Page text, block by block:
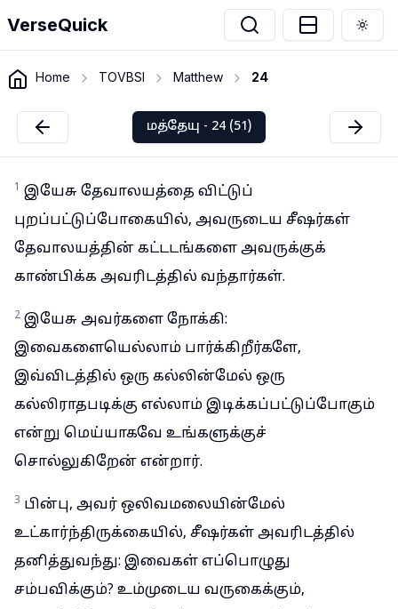
VerseQuick
Home TOVBSI Matthew 24
மத்தேயு - 24 (51)
1 இயேசு தேவாலயத்தை விட்டுப்
புறப்பட்டுப்போகையில், அவருடைய சீஷர்கள்
தேவாலயத்தின் கட்டடங்களை அவருக்குக்
காண்பிக்க அவரிடத்தில் வந்தார்கள்.
2 இயேசு அவர்களை நோக்கி:
இவைகளையெல்லாம் பார்க்கிறீர்களே,
இவ்விடத்தில் ஒரு கல்லின்மேல் ஒரு
கல்லிராதபடிக்கு எல்லாம் இடிக்கப்பட்டுப்போகும்
என்று மெய்யாகவே உங்களுக்குச்
சொல்லுகிறேன் என்றார்.
3 பின்பு, அவர் ஒலிவமலையின்மேல்
உட்கார்ந்திருக்கையில், சீஷர்கள் அவரிடத்தில்
தனித்துவந்து: இவைகள் எப்பொழுது
சம்பவிக்கும்? உம்முடைய வருகைக்கும்,